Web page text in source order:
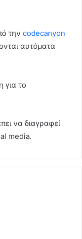
την codecanyon
αυτόματα
για το
να διαγραφεί
media.